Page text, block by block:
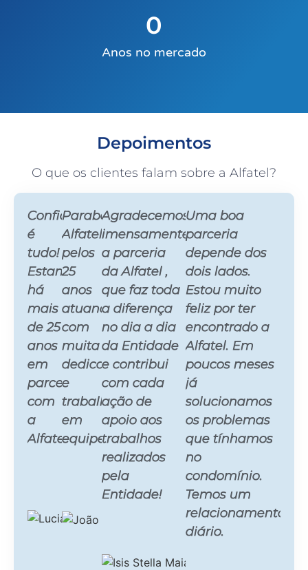
Anos no mercado
0
Depoimentos
O que os clientes falam sobre a Alfatel?
Confiança
é
tudo!
Estamos
há
mais
de 25
anos
em
parceria
com
a
Alfatel.
Leo
Proprietário
Jundsondas
Artesianos
Parabéns
Alfatel
pelos
25
anos
atuando
com
muita
dedicação
e
trabalho
em
equipe.
João
Pignatta
Agradecemos
imensamente
a parceria
da Alfatel ,
que faz toda
a diferença
no dia a dia
da Entidade
e contribui
com cada
ação de
apoio aos
trabalhos
realizados
pela
Entidade!
Isis Stella
Uma boa
parceria
depende dos
dois lados.
Estou muito
feliz por ter
encontrado a
Alfatel. Em
poucos meses
já
solucionamos
os problemas
que tínhamos
no
condomínio.
Temos um
relacionamento
diário.